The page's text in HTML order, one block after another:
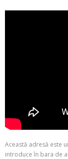
Această adresă este
introduce în bara de